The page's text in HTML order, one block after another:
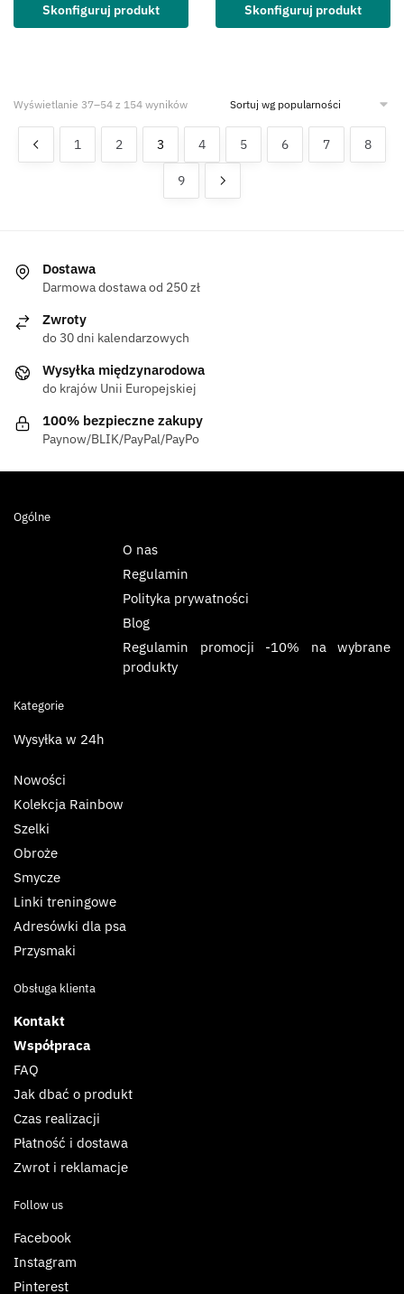
Skonfiguruj produkt Skonfiguruj produkt
Wyświetlanie 37–54 z 154 wyników
1 2 3 4 5 6 7 8
9
Dostawa
Darmowa dostawa od 250 zł
Zwroty
do 30 dni kalendarzowych
Wysyłka międzynarodowa
do krajów Unii Europejskiej
100% bezpieczne zakupy
Paynow/BLIK/PayPal/PayPo
Ogólne
O nas
Regulamin
Polityka prywatności
Blog
Regulamin promocji -10% na wybrane
produkty
Kategorie
Wysyłka w 24h
Nowości
Kolekcja Rainbow
Szelki
Obroże
Smycze
Linki treningowe
Adresówki dla psa
Przysmaki
Obsługa klienta
Kontakt
Współpraca
FAQ
Jak dbać o produkt
Czas realizacji
Płatność i dostawa
Zwrot i reklamacje
Follow us
Facebook
Instagram
Pinterest